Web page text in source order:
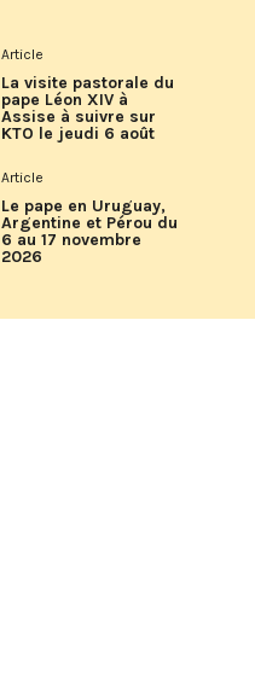
Article
La visite pastorale du
pape Léon XIV à
Assise à suivre sur
KTO le jeudi 6 août
Article
Le pape en Uruguay,
Argentine et Pérou du
6 au 17 novembre
2026